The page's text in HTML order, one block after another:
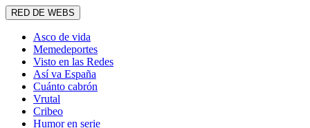
RED DE WEBS
Asco de vida
Memedeportes
Visto en las Redes
Así va España
Cuánto cabrón
Vrutal
Cribeo
Humor en serie